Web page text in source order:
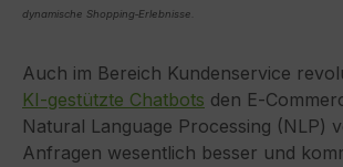
dynamische Shopping‑Erlebnisse.
Auch im Bereich Kundenservice
KI‑gestützte Chatbots den
Natural Language Processing (NLP)
Anfragen wesentlich besser und